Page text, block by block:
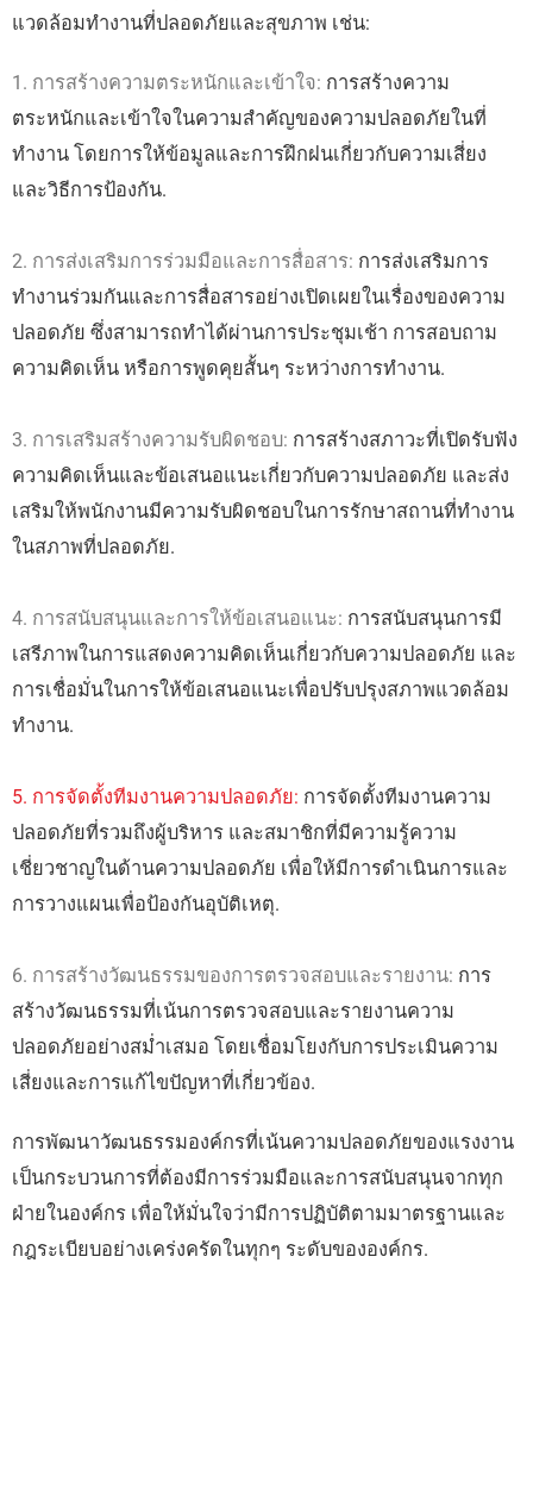
แวดล้อมทำงานที่ปลอดภัยและสุขภาพ เช่น:
1. การสร้างความตระหนักและเข้าใจ: การสร้างความ
ตระหนักและเข้าใจในความสำคัญของความปลอดภัยในที่
ทำงาน โดยการให้ข้อมูลและการฝึกฝนเกี่ยวกับความเสี่ยง
และวิธีการป้องกัน.
2. การส่งเสริมการร่วมมือและการสื่อสาร: การส่งเสริมการ
ทำงานร่วมกันและการสื่อสารอย่างเปิดเผยในเรื่องของความ
ปลอดภัย ซึ่งสามารถทำได้ผ่านการประชุมเช้า การสอบถาม
ความคิดเห็น หรือการพูดคุยสั้นๆ ระหว่างการทำงาน.
3. การเสริมสร้างความรับผิดชอบ: การสร้างสภาวะที่เปิดรับฟัง
ความคิดเห็นและข้อเสนอแนะเกี่ยวกับความปลอดภัย และส่ง
เสริมให้พนักงานมีความรับผิดชอบในการรักษาสถานที่ทำงาน
ในสภาพที่ปลอดภัย.
4. การสนับสนุนและการให้ข้อเสนอแนะ: การสนับสนุนการมี
เสรีภาพในการแสดงความคิดเห็นเกี่ยวกับความปลอดภัย และ
การเชื่อมั่นในการให้ข้อเสนอแนะเพื่อปรับปรุงสภาพแวดล้อม
ทำงาน.
5. การจัดตั้งทีมงานความปลอดภัย: การจัดตั้งทีมงานความ
ปลอดภัยที่รวมถึงผู้บริหาร และสมาชิกที่มีความรู้ความ
เชี่ยวชาญในด้านความปลอดภัย เพื่อให้มีการดำเนินการและ
การวางแผนเพื่อป้องกันอุบัติเหตุ.
6. การสร้างวัฒนธรรมของการตรวจสอบและรายงาน: การ
สร้างวัฒนธรรมที่เน้นการตรวจสอบและรายงานความ
ปลอดภัยอย่างสม่ำเสมอ โดยเชื่อมโยงกับการประเมินความ
เสี่ยงและการแก้ไขปัญหาที่เกี่ยวข้อง.
การพัฒนาวัฒนธรรมองค์กรที่เน้นความปลอดภัยของแรงงาน
เป็นกระบวนการที่ต้องมีการร่วมมือและการสนับสนุนจากทุก
ฝ่ายในองค์กร เพื่อให้มั่นใจว่ามีการปฏิบัติตามมาตรฐานและ
กฎระเบียบอย่างเคร่งครัดในทุกๆ ระดับขององค์กร.